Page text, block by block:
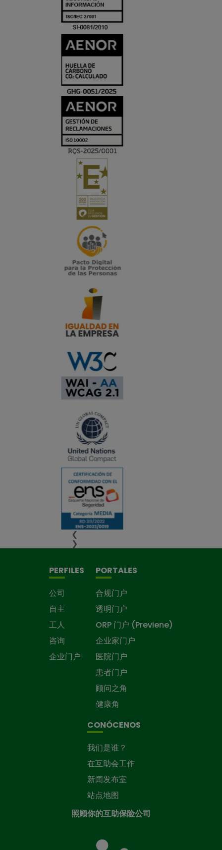
❮
❯
PERFILES
公司
自主
工人
咨询
企业门户
PORTALES
合规门户
透明门户
ORP 门户 (Previene)
企业家门户
医院门户
患者门户
顾问之角
健康角
CONÓCENOS
我们是谁？
在互助会工作
新闻发布室
站点地图
照顾你的互助保险公司